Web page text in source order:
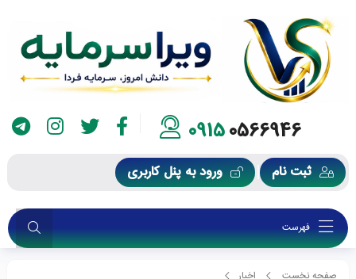
09150566946
ثبت نام ورود به پنل کاربری
فهرست
صفحه نخست اخبار